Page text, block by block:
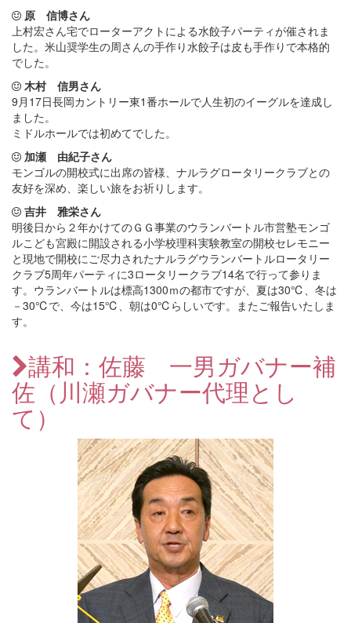
原 信博さん
上村宏さん宅でローターアクトによる水餃子パーティが催されま
した。米山奨学生の周さんの手作り水餃子は皮も手作りで本格的
でした。
木村 信男さん
9月17日長岡カントリー東1番ホールで人生初のイーグルを達成し
ました。
ミドルホールでは初めてでした。
加瀬 由紀子さん
モンゴルの開校式に出席の皆様、ナルラグロータリークラブとの
友好を深め、楽しい旅をお祈りします。
吉井 雅栄さん
明後日から２年かけてのＧＧ事業のウランバートル市営塾モンゴ
ルこども宮殿に開設される小学校理科実験教室の開校セレモニー
と現地で開校にご尽力されたナルラグウランバートルロータリー
クラブ5周年パーティに3ロータリークラブ14名で行って参りま
す。ウランバートルは標高1300ｍの都市ですが、夏は30℃、冬は
－30℃で、今は15℃、朝は0℃らしいです。またご報告いたしま
す。
講和：佐藤 一男ガバナー補
佐（川瀬ガバナー代理とし
て）